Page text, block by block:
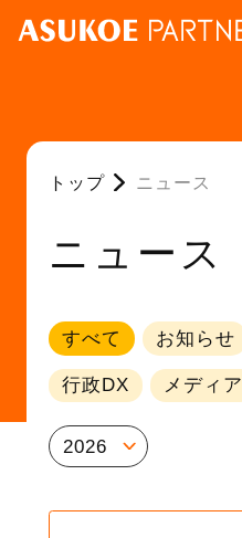
トップ ニュース
ニュース
すべて お知らせ
行政DX メディア
2026